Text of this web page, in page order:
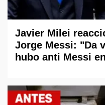
Javier Milei
Jorge Messi: "Da
hubo anti Messi